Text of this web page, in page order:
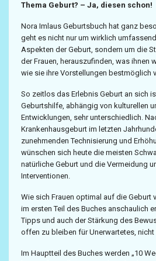
Thema Geburt? – Ja, diesen schon!
Nora Imlaus Geburtsbuch hat ganz
geht es nicht nur um wirklich
Aspekten der Geburt, sondern um die
der Frauen, herauszufinden, was ihnen
wie sie ihre Vorstellungen bestmöglich
So zeitlos das Erlebnis Geburt an sich
Geburtshilfe, abhängig von kulturellen
Entwicklungen, sehr unterschiedlich.
Krankenhausgeburt im letzten
zunehmenden Technisierung und
wünschen sich heute die meisten
natürliche Geburt und die Vermeidung
Interventionen.
Wie sich Frauen optimal auf die Geburt
im ersten Teil des Buches anschaulich
Tipps und auch der Stärkung des
offen zu bleiben für Unerwartetes, nicht
Im Hauptteil des Buches werden „10